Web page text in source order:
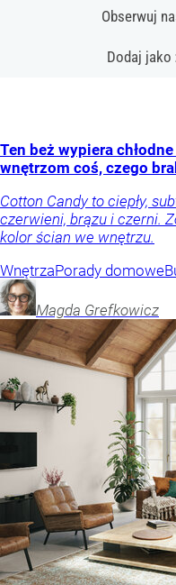
Obserwuj
Dodaj jako
Ten beż wypiera
wnętrzom coś, czego
Cotton Candy to ciepły,
czerwieni, brązu i czerni.
kolor ścian we wnętrzu.
WnętrzaPorady domowe
Magda Grefkowicz